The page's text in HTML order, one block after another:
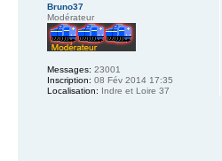
Bruno37
Modérateur
Messages: 23001
Inscription: 08 Fév 2014 17:35
Localisation: Indre et Loire 37